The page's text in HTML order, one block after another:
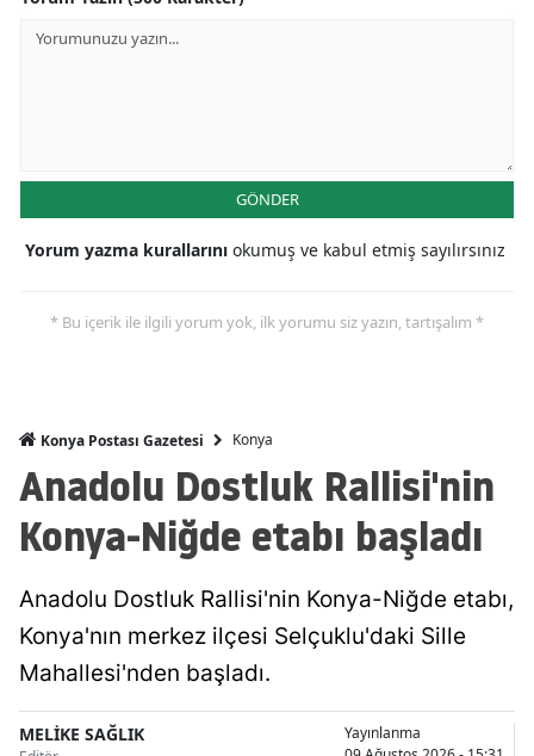
Malatya
Muş
Nevşehir
Niğde
Ordu
Sakarya
GÖNDER
Yorum yazma kurallarını okumuş ve kabul etmiş sayılırsınız
* Bu içerik ile ilgili yorum yok, ilk yorumu siz yazın, tartışalım *
Konya Postası Gazetesi Konya
Anadolu Dostluk Rallisi'nin
Konya-Niğde etabı başladı
Anadolu Dostluk Rallisi'nin Konya-Niğde etabı,
Konya'nın merkez ilçesi Selçuklu'daki Sille
Mahallesi'nden başladı.
MELİKE SAĞLIK
Yayınlanma